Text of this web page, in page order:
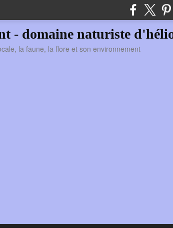
- domaine naturiste
la faune, la flore et son environnement